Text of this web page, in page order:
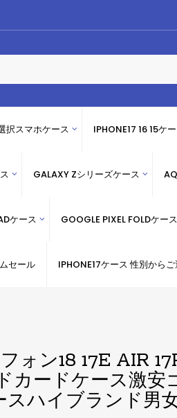
択スマホケース IPHONE17 16 15ケ
GALAXY Zシリーズケース
ケース GOOGLE PIXEL FOLDケース
セール IPHONE17ケース 性別から
ォン18 17E AIR
カードケース激安
スハイブランド男